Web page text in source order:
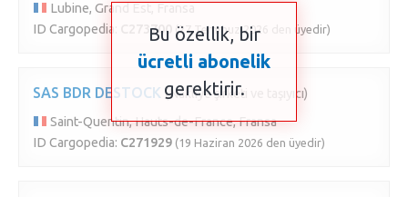
Lubine, Grand Est, Fransa
ID Cargopedia:
C273700 (27 Temmuz 2026 den üyedir)
SAS BDR DESTOCK (Nakliye şirketi ve taşıyıcı)
Saint-Quentin, Hauts-de-France, Fransa
ID Cargopedia: C271929 (19 Haziran 2026 den üyedir)
Bu özellik, bir
ücretli abonelik
gerektirir.